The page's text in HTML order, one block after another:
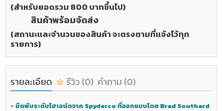
(สำหรับยอดรวม 800 บาทขึ้นไป)
สินค้าพร้อมจัดส่ง
(สถานะและจำนวนของสินค้า จะตรงตามที่แจ้งไว้ทุก
รายการ)
รายละเอียด รีวิว (0) คำถาม (0)
- มีดพับระดับไฮเอน์ดจาก Spyderco ที่ออกแบบโดย Brad Southard